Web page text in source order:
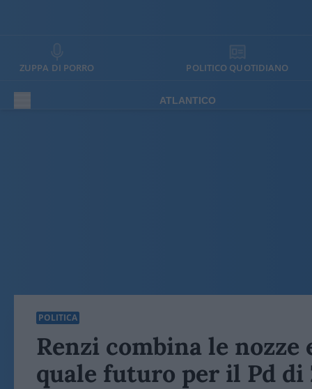
ZUPPA DI PORRO POLITICO QUOTIDIANO
ATLANTICO
POLITICA
Renzi combina le nozze
quale futuro per il Pd